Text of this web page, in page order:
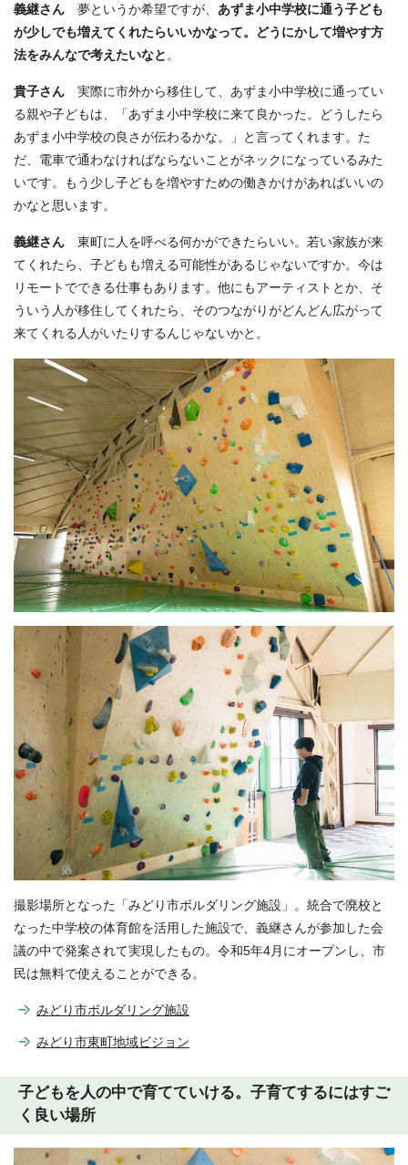
義継さん 夢というか希望ですが、 あずま小中学校に通う子ども
が少しでも増えてくれたらいいかなって。どうにかして増やす方
法をみんなで考えたいなと 。
貴子さん 実際に市外から移住して、あずま小中学校に通ってい
る親や子どもは、「あずま小中学校に来て良かった。どうしたら
あずま小中学校の良さが伝わるかな。」と言ってくれます。た
だ、電車で通わなければならないことがネックになっているみた
いです。もう少し子どもを増やすための働きかけがあればいいの
かなと思います。
義継さん 東町に人を呼べる何かができたらいい。若い家族が来
てくれたら、子どもも増える可能性があるじゃないですか。今は
リモートでできる仕事もあります。他にもアーティストとか、そ
ういう人が移住してくれたら、そのつながりがどんどん広がって
来てくれる人がいたりするんじゃないかと。
撮影場所となった「みどり市ボルダリング施設」。統合で廃校と
なった中学校の体育館を活用した施設で、義継さんが参加した会
議の中で発案されて実現したもの。令和5年4月にオープンし、市
民は無料で使えることができる。
みどり市ボルダリング施設
みどり市東町地域ビジョン
子どもを人の中で育てていける。子育てするにはすご
く良い場所